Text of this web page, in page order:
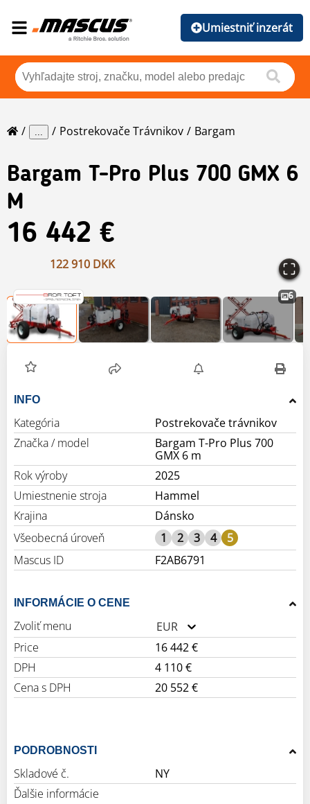
Umiestniť inzerát
... Postrekovače Trávnikov Bargam
Bargam T-Pro Plus 700 GMX 6
M
16 442 €
122 910 DKK
6
INFO
Kategória
Postrekovače trávnikov
Značka / model
Bargam T-Pro Plus 700
GMX 6 m
Rok výroby
2025
Umiestnenie stroja
Hammel
Krajina
Dánsko
Všeobecná úroveň
1 2 3 4
5
Mascus ID
F2AB6791
INFORMÁCIE O CENE
Zvoliť menu
EUR
Price
16 442 €
DPH
4 110 €
Cena s DPH
20 552 €
PODROBNOSTI
Skladové č.
NY
Ďalšie informácie